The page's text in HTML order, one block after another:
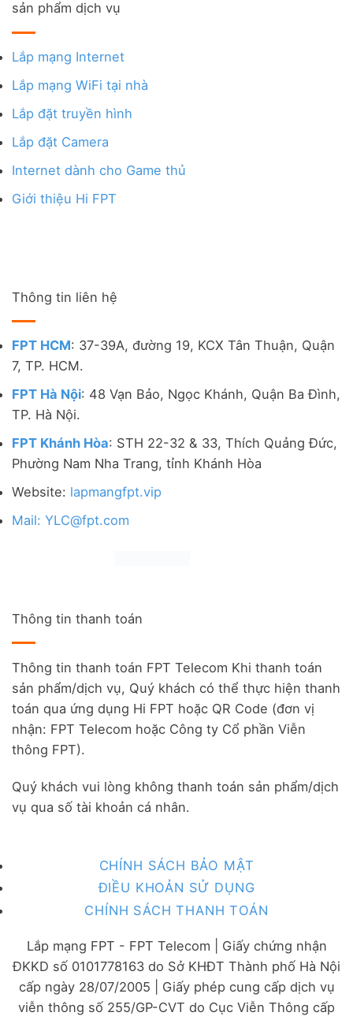
sản phẩm dịch vụ
Lắp mạng Internet
Lắp mạng WiFi tại nhà
Lắp đặt truyền hình
Lắp đặt Camera
Internet dành cho Game thủ
Giới thiệu Hi FPT
Thông tin liên hệ
FPT HCM: 37-39A, đường 19, KCX Tân Thuận, Quận
7, TP. HCM.
FPT Hà Nội: 48 Vạn Bảo, Ngọc Khánh, Quận Ba Đình,
TP. Hà Nội.
FPT Khánh Hòa: STH 22-32 & 33, Thích Quảng Đức,
Phường Nam Nha Trang, tỉnh Khánh Hòa
Website: lapmangfpt.vip
Mail: YLC@fpt.com
Thông tin thanh toán
Thông tin thanh toán FPT Telecom Khi thanh toán
sản phẩm/dịch vụ, Quý khách có thể thực hiện thanh
toán qua ứng dụng Hi FPT hoặc QR Code (đơn vị
nhận: FPT Telecom hoặc Công ty Cổ phần Viễn
thông FPT).
Quý khách vui lòng không thanh toán sản phẩm/dịch
vụ qua số tài khoản cá nhân.
CHÍNH SÁCH BẢO MẬT
ĐIỀU KHOẢN SỬ DỤNG
CHÍNH SÁCH THANH TOÁN
Lắp mạng FPT - FPT Telecom | Giấy chứng nhận
ĐKKD số 0101778163 do Sở KHĐT Thành phố Hà Nội
cấp ngày 28/07/2005 | Giấy phép cung cấp dịch vụ
viễn thông số 255/GP-CVT do Cục Viễn Thông cấp